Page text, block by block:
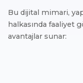
Bu dijital mimari,
halkasında faaliyet
avantajlar sunar: